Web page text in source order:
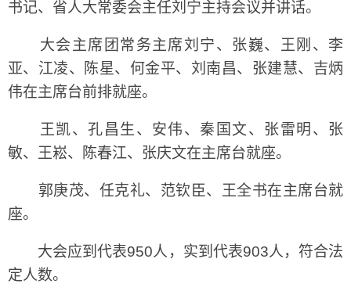
书记、省人大常委会主任刘宁主持会议并讲话。
大会主席团常务主席刘宁、张巍、王刚、李
亚、江凌、陈星、何金平、刘南昌、张建慧、吉炳
伟在主席台前排就座。
王凯、孔昌生、安伟、秦国文、张雷明、张
敏、王崧、陈春江、张庆文在主席台就座。
郭庚茂、任克礼、范钦臣、王全书在主席台就
座。
大会应到代表950人，实到代表903人，符合法
定人数。